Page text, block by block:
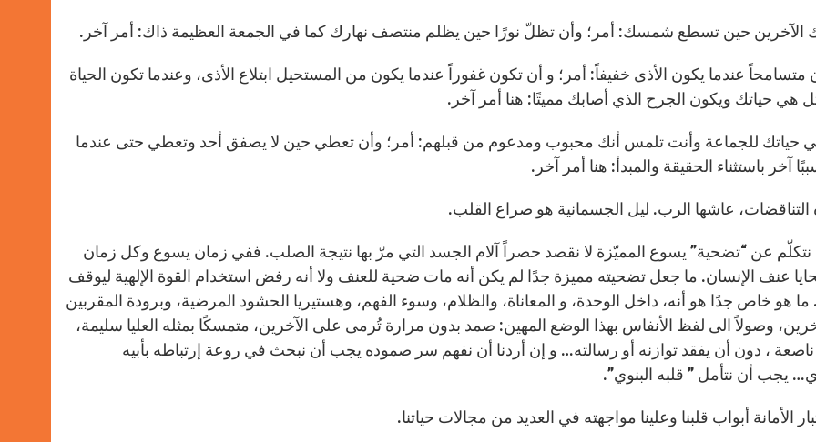
الآخرين حين تسطع شمسك: أمر؛ وأن تظلّ نورًا حين يظلم منتصف نهارك كما في الجمعة العظيمة ذاك: أمر آخر.
متسامحاً عندما يكون الأذى خفيفاً: أمر؛ و أن تكون غفوراً عندما يكون من المستحيل ابتلاع الأذى، وعندما تكون الحياة
هي حياتك ويكون الجرح الذي أصابك مميتًا: هنا أمر آخر.
حياتك للجماعة وأنت تلمس أنك محبوب ومدعوم من قبلهم: أمر؛ وأن تعطي حين لا يصفق أحد وتعطي حتى عندما
آخر باستثناء الحقيقة والمبدأ: هنا أمر آخر.
عاشها الرب. ليل الجسمانية هو صراع القلب.
نتكلّم عن “تضحية” يسوع المميّزة لا نقصد حصراً آلام الجسد التي مرّ بها نتيجة الصلب. ففي زمان يسوع وكل زمان
عنف الإنسان. ما جعل تضحيته مميزة جدًا لم يكن أنه مات ضحية للعنف ولا أنه رفض استخدام القوة الإلهية ليوقف
هو خاص جدًا هو أنه، داخل الوحدة، و المعاناة، والظلام، وسوء الفهم، وهستيريا الحشود المرضية، وبرودة المقربين
وصولاً الى لفظ الأنفاس بهذا الوضع المهين: صمد بدون مرارة تُرمى على الآخرين، متمسكًا بمثله العليا سليمة،
، دون أن يفقد توازنه أو رسالته… و إن أردنا أن نفهم سر صموده يجب أن نبحث في روعة إرتباطه بأبيه
يجب أن نتأمل ” قلبه البنوي”.
الأمانة أبواب قلبنا وعلينا مواجهته في العديد من مجالات حياتنا.